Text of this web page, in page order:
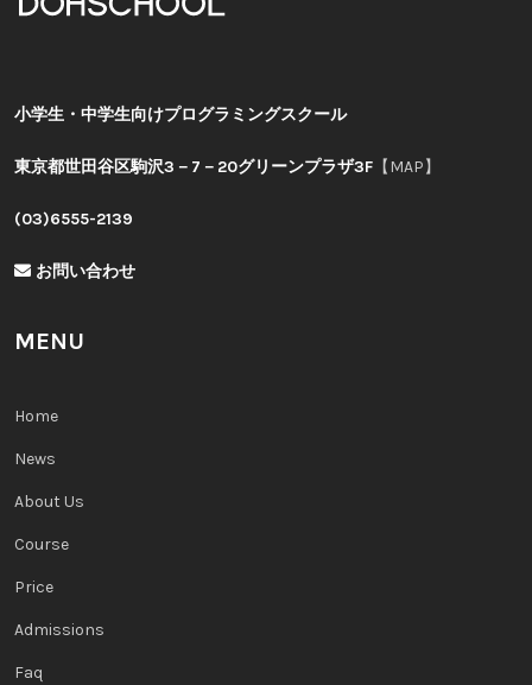
小学生・中学生向けプログラミングスクール
東京都世田谷区駒沢3－7－20グリーンプラザ3F 【MAP】
(03)6555-2139
お問い合わせ
MENU
Home
News
About Us
Course
Price
Admissions
Faq